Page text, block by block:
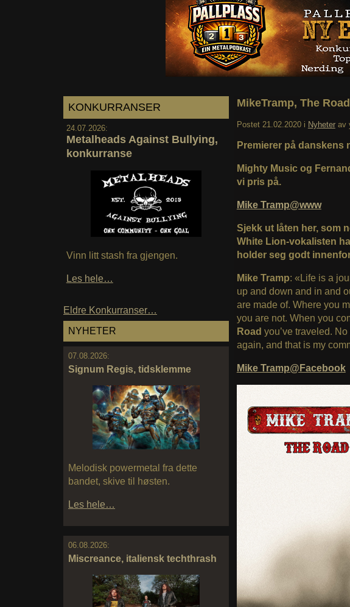
KONKURRANSER
24.07.2026:
Metalheads Against Bullying,
konkurranse
Vinn litt stash fra gjengen.
Les hele…
Eldre Konkurranser…
NYHETER
07.08.2026:
Signum Regis, tidsklemme
Melodisk powermetal fra dette
bandet, skive til høsten.
Les hele…
06.08.2026:
Miscreance, italiensk techthrash
MikeTramp, The
Postet 21.02.2020 i Nyheter av
Premierer på danskens
Mighty Music og
vi pris på.
Mike Tramp@www
Sjekk ut låten her, som
White Lion-vokalisten
holder seg godt
Mike Tramp: «Life is a
up and down and in and
are made of. Where you
you are not. When you
Road you’ve traveled.
again, and that is my
Mike Tramp@Facebook